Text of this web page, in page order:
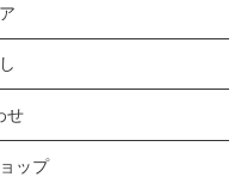
せ
ップ